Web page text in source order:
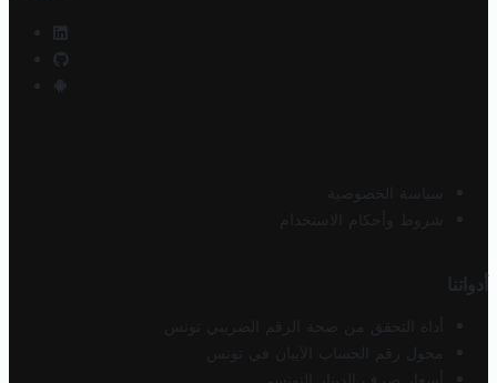
سياسة الخصوصية
شروط وأحكام الاستخدام
أدواتنا
أداة التحقق من صحة الرقم الضريبي تونس
محول رقم الحساب الآيبان في تونس